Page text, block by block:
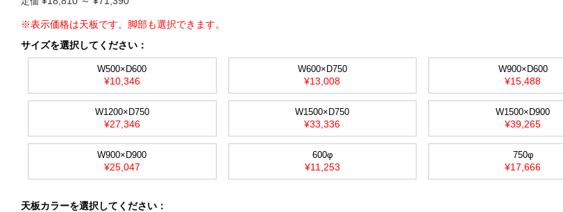
※表示価格は天板です。脚部も選択できます。
サイズを選択してください ：
W500×D600
¥10,346
W600×D750
¥13,008
W900×D600
¥15,488
W1200×D750
¥27,346
W1500×D750
¥33,336
W1500×D900
¥39,265
W900×D900
¥25,047
600φ
¥11,253
750φ
¥17,666
天板カラーを選択してください ：